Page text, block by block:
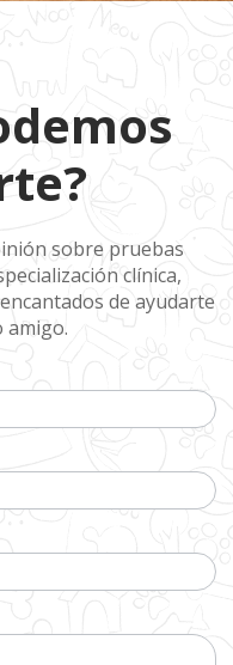
sobre pruebas
clínica,
de ayudarte
amigo.